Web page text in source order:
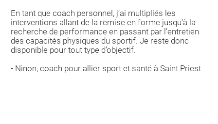
En tant que coach personnel, j’ai multipliés les
interventions allant de la remise en forme jusqu’à la
recherche de performance en passant par l’entretien
des capacités physiques du sportif. Je reste donc
disponible pour tout type d’objectif.
- Ninon, coach pour allier sport et santé à Saint Priest